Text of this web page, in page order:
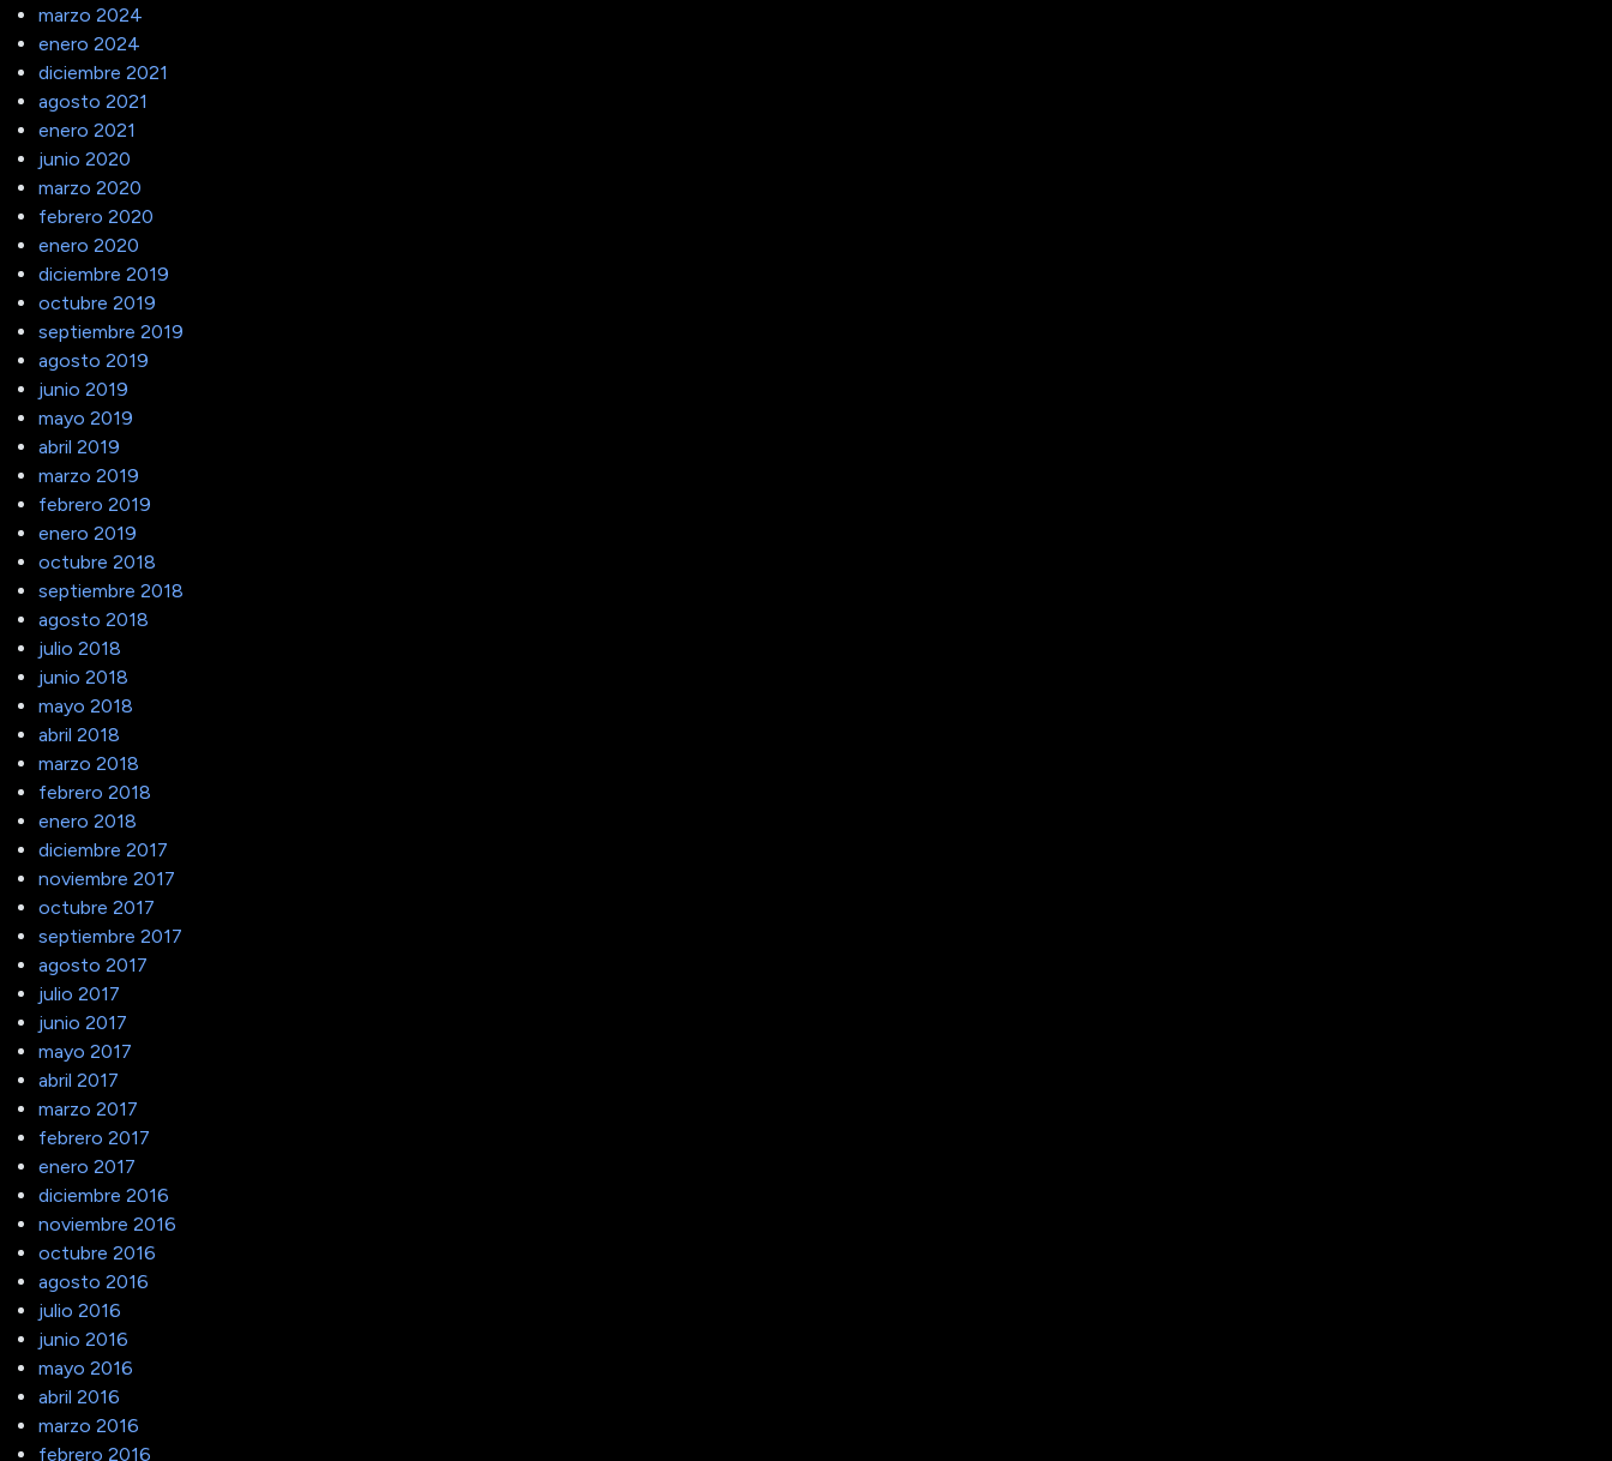
marzo 2024
enero 2024
diciembre 2021
agosto 2021
enero 2021
junio 2020
marzo 2020
febrero 2020
enero 2020
diciembre 2019
octubre 2019
septiembre 2019
agosto 2019
junio 2019
mayo 2019
abril 2019
marzo 2019
febrero 2019
enero 2019
octubre 2018
septiembre 2018
agosto 2018
julio 2018
junio 2018
mayo 2018
abril 2018
marzo 2018
febrero 2018
enero 2018
diciembre 2017
noviembre 2017
octubre 2017
septiembre 2017
agosto 2017
julio 2017
junio 2017
mayo 2017
abril 2017
marzo 2017
febrero 2017
enero 2017
diciembre 2016
noviembre 2016
octubre 2016
agosto 2016
julio 2016
junio 2016
mayo 2016
abril 2016
marzo 2016
febrero 2016